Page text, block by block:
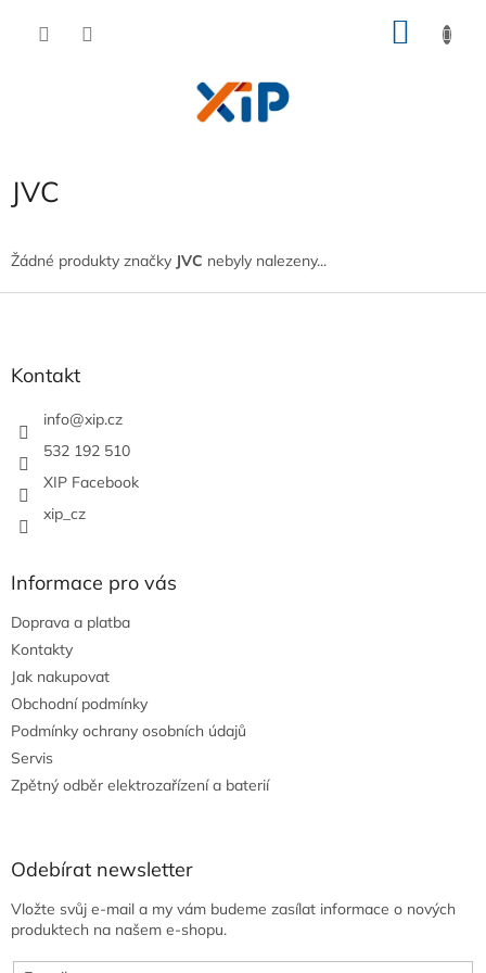
JVC
Žádné produkty značky JVC nebyly nalezeny...
Kontakt
info@xip.cz
532 192 510
XIP Facebook
xip_cz
Informace pro vás
Doprava a platba
Kontakty
Jak nakupovat
Obchodní podmínky
Podmínky ochrany osobních údajů
Servis
Zpětný odběr elektrozařízení a baterií
Odebírat newsletter
Vložte svůj e-mail a my vám budeme zasílat informace o nových
produktech na našem e-shopu.